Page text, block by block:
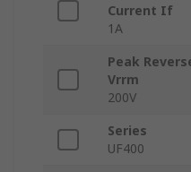
Current If
1A
Peak
Vrrm
200V
Series
UF400